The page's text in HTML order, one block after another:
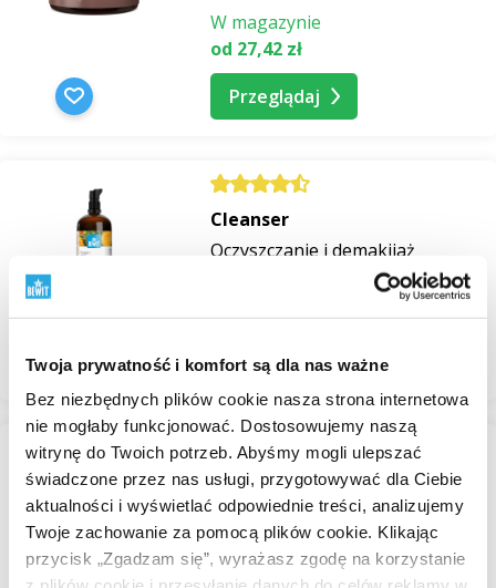
Twoja prywatność i komfort są dla nas ważne
Bez niezbędnych plików cookie nasza strona internetowa
nie mogłaby funkcjonować. Dostosowujemy naszą
witrynę do Twoich potrzeb. Abyśmy mogli ulepszać
świadczone przez nas usługi, przygotowywać dla Ciebie
aktualności i wyświetlać odpowiednie treści, analizujemy
Twoje zachowanie za pomocą plików cookie. Klikając
przycisk „Zgadzam się”, wyrażasz zgodę na korzystanie
W magazynie
od 27,42 zł
Przeglądaj
Cleanser
Oczyszczanie i demakijaż
od 189,91 zł
Przeglądaj
Coffee King
Kawy
W magazynie
118,61 zł